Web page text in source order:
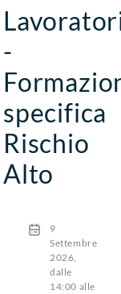
-
specifica
Rischio
Alto
9
Settembre
2026,
dalle
14:00 alle